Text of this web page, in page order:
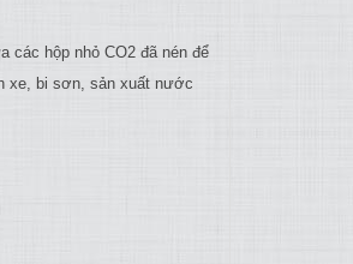
các hộp nhỏ CO2 đã nén để
xe, bi sơn, sản xuất nước